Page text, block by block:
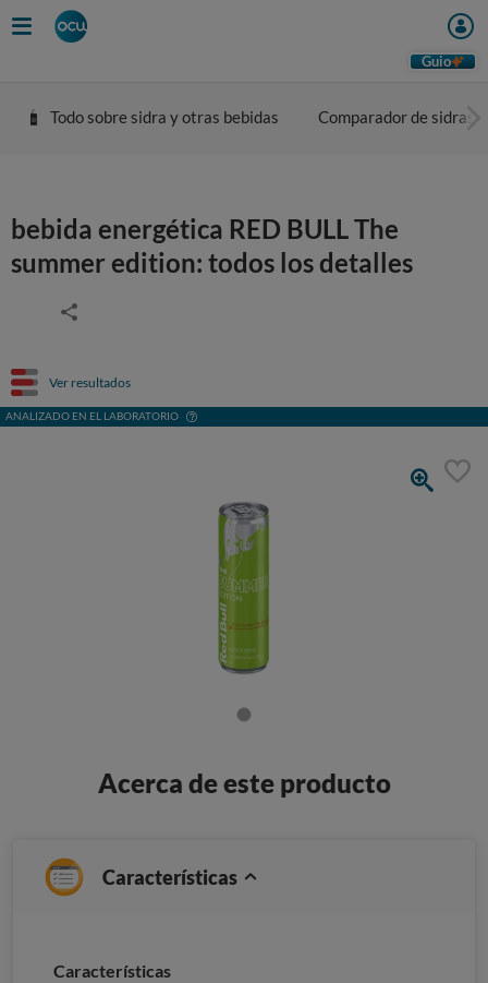
Guio
Todo sobre sidra y otras bebidas Comparador de sidras
bebida energética RED BULL The
summer edition: todos los detalles
Ver resultados
ANALIZADO EN EL LABORATORIO
Acerca de este producto
Características
Caracterí­sticas